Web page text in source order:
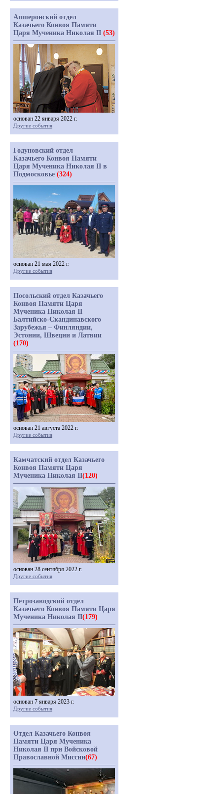
Апшеронский отдел
Казачьего Конвоя Памяти
Царя Мученика Николая II (53)
основан 22 января 2022 г.
Другие события
Годуновский отдел
Казачьего Конвоя Памяти
Царя Мученика Николая II в
Подмосковье (324)
основан 21 мая 2022 г.
Другие события
Посольский отдел Казачьего
Конвоя Памяти Царя
Мученика Николая II
Балтийско-Скандинавского
Зарубежья – Финляндии,
Эстонии, Швеции и Латвии
(170)
основан 21 августа 2022 г.
Другие события
Камчатский отдел Казачьего
Конвоя Памяти Царя
Мученика Николая II(120)
основан 28 сентября 2022 г.
Другие события
Петрозаводский отдел
Казачьего Конвоя Памяти Царя
Мученика Николая II(179)
основан 7 января 2023 г.
Другие события
Отдел Казачьего Конвоя
Памяти Царя Мученика
Николая II при Войсковой
Православной Миссии(67)